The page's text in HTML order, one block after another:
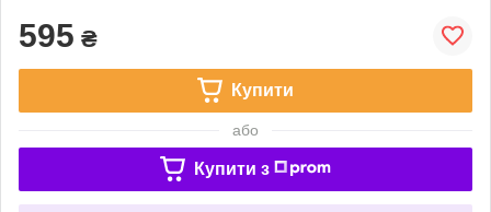
595 ₴
Купити
або
Купити з